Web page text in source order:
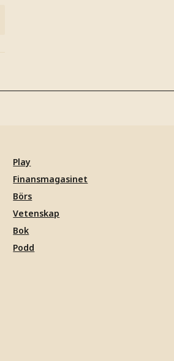
Play
Finansmagasinet
Börs
Vetenskap
Bok
Podd